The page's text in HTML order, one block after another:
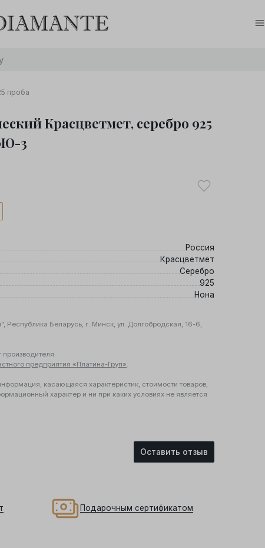
0 : 0 0
проба
Красцветмет, серебро 925
3
Россия
Красцветмет
Серебро
925
Нона
Беларусь, г. Минск, ул. Долгобродская, 16-6,
предприятия «Платина-Груп».
касающаяся характеристик, стоимости товаров,
характер и ни при каких условиях не является
Подарочным сертификатом
Оставить отзыв